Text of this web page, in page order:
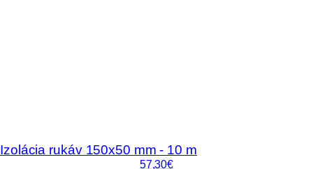
Izolácia rukáv 150x50 mm - 10 m
57,30€